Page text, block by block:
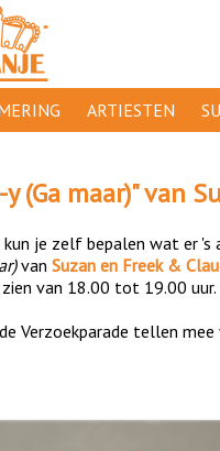
TV ORANJE
1000
ARTIESTEN
y (Ga maar)" van
kun je zelf bepalen wat er
van Suzan en Freek &
van 18.00 tot 19.00 uur.
Verzoekparade tellen